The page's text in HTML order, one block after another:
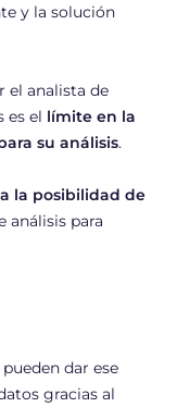
y la solución
el analista de
es el límite en la
su análisis.
la posibilidad de
análisis para
dar ese
gracias al